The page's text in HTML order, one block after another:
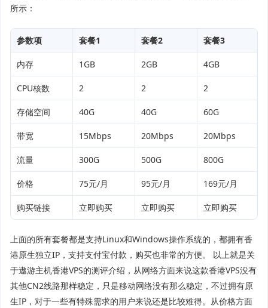
所示：
参数项 套餐1 套餐2 套餐3
内存 1GB 2GB 4GB
CPU核数 2 2 2
存储空间 40G 40G 60G
带宽 15Mbps 20Mbps 20Mbps
流量 300G 500G 800G
价格 75元/月 95元/月 169元/月
购买链接 立即购买 立即购买 立即购买
上面的所有套餐都是支持Linux和Windows操作系统的，都拥有香
港原生独立IP，支持支付宝付款，购买也非常的方便。 以上就是关
于遨游主机香港VPS的测评介绍，从网络方面来说这款香港VPS没有
其他CN2线路那样稳定，只是移动网络没有那么稳定，不过拥有原
生IP，对于一些有特殊需求的用户来说还是比较难得。从价格方面